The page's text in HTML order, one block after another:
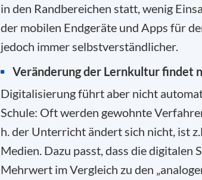
in den Randbereichen statt, wenig
der mobilen Endgeräte und Apps für
jedoch immer selbstverständlicher.
Veränderung der Lernkultur findet
Digitalisierung führt aber nicht
Schule: Oft werden gewohnte
h. der Unterricht ändert sich nicht, ist
Medien. Dazu passt, dass die digitalen
Mehrwert im Vergleich zu den